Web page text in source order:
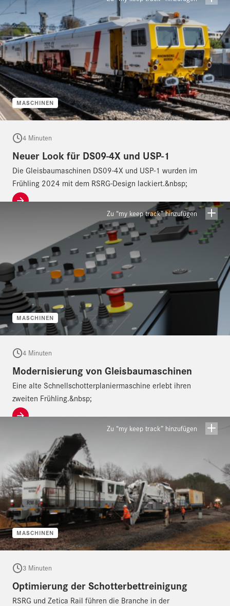
MASCHINEN
4 Minuten
Neuer Look für DS09-4X und USP-1
Die Gleisbaumaschinen DS09-4X und USP-1 wurden im
Frühling 2024 mit dem RSRG-Design lackiert.&nbsp;
MASCHINEN
Zu “my keep track” hinzufügen
4 Minuten
Modernisierung von Gleisbaumaschinen
Eine alte Schnellschotterplaniermaschine erlebt ihren
zweiten Frühling.&nbsp;
MASCHINEN
Zu “my keep track” hinzufügen
3 Minuten
Optimierung der Schotterbettreinigung
RSRG und Zetica Rail führen die Branche in der